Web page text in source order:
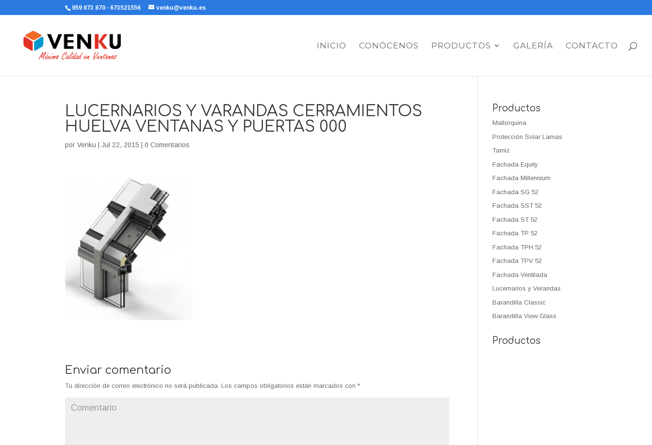
959 873 870 · 673521556 venku@venku.es
INICIO CONÓCENOS PRODUCTOS GALERÍA CONTACTO
LUCERNARIOS Y VARANDAS CERRAMIENTOS
HUELVA VENTANAS Y PUERTAS 000
porVenku |Jul 22, 2015 |0 Comentarios
Enviar comentario
Tu dirección de correo electrónico no será publicada. Los campos obligatorios están marcados con*
Productos
Mallorquina
Protección Solar Lamas
Tamiz
Fachada Equity
Fachada Millennium
Fachada SG 52
Fachada SST 52
Fachada ST 52
Fachada TP 52
Fachada TPH 52
Fachada TPV 52
Fachada Ventilada
Lucernarios y Verandas
Barandilla Classic
Barandilla View Glass
Productos